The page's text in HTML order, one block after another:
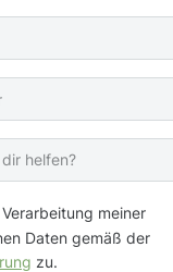
meiner
Daten gemäß der
zu.